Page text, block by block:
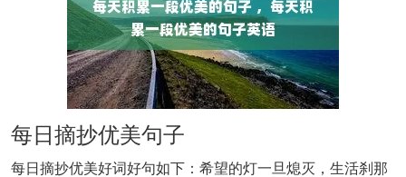
每日摘抄优美句子
每日摘抄优美好词好句如下：希望的灯一旦熄灭，生活刹那